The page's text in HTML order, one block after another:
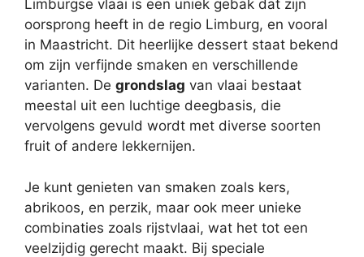
Limburgse vlaai is een uniek gebak dat zijn
oorsprong heeft in de regio Limburg, en vooral
in Maastricht. Dit heerlijke dessert staat bekend
om zijn verfijnde smaken en verschillende
varianten. De grondslag van vlaai bestaat
meestal uit een luchtige deegbasis, die
vervolgens gevuld wordt met diverse soorten
fruit of andere lekkernijen.
Je kunt genieten van smaken zoals kers,
abrikoos, en perzik, maar ook meer unieke
combinaties zoals rijstvlaai, wat het tot een
veelzijdig gerecht maakt. Bij speciale